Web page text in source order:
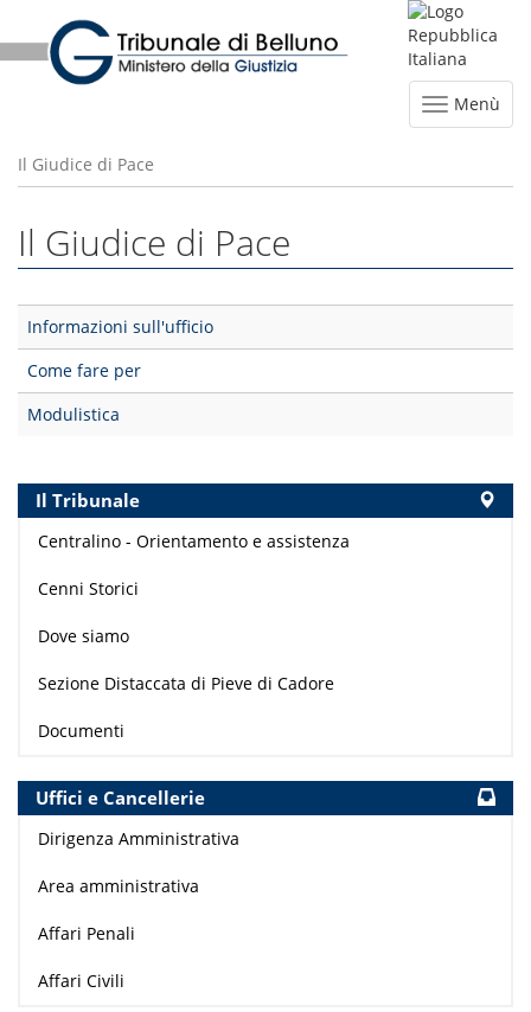
Menù
Il Giudice di Pace
Il Giudice di Pace
Informazioni sull'ufficio
Come fare per
Modulistica
Il Tribunale
Centralino - Orientamento e assistenza
Cenni Storici
Dove siamo
Sezione Distaccata di Pieve di Cadore
Documenti
Uffici e Cancellerie
Dirigenza Amministrativa
Area amministrativa
Affari Penali
Affari Civili